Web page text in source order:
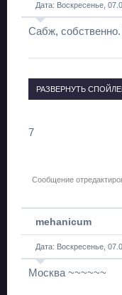
Дата: Воскресенье,
Сабж, собственно.
7
Сообщение
mehanicum
Дата: Воскресенье,
Москва ~~~~~~